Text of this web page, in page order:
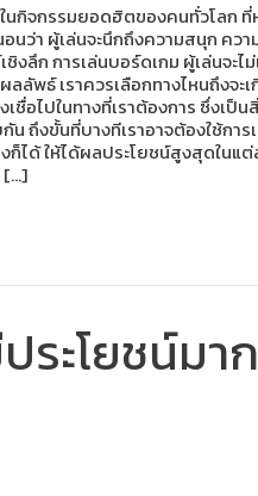
จกรรมยอดฮิตของคนทั่วโลก ที่
นว่า ผู้เล่นจะนึกถึงความสนุก ค
ชิงลึก การเล่นบอร์ดเกม ผู้เล่
ลัพธ์ เราควรเลือกทางไหนถึง
ชื่อไปในทางที่เราต้องการ ซึ่ง
งขั้นที่บางทีเราอาจต้องใช้กา
ได้ ให้ได้ผลประโยชน์สูงสุดใน
[…]
ระโยชน์มา